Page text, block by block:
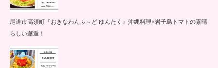
尾道市高須町『おきなわんふ～ど ゆんたく』沖縄料理×岩子島トマトの素晴
らしい邂逅！